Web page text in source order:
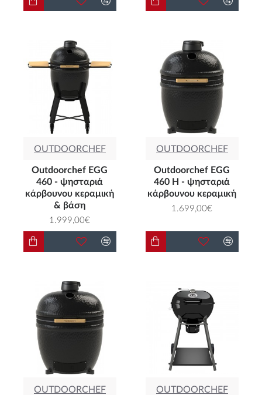
απολαμβάνουμε περισσότερο.
καλύπτει τις ανάγκες σας, μέσα απο
μια ολοκληρωμένη γκάμα από
ψησταριές κάρβουνου των κορυφαίων
εταιρειών
WEBER, OUTDOORCHEF,
BROIL KING, PRIMO, BORETTIκαι
απολαύστε την αγαπημένη σε όλους
OUTDOORCHEF
Outdoorchef EGG
460 - ψησταριά
κάρβουνου κεραμική
& βάση
1.999,00€
OUTDOORCHEF
Outdoorchef EGG
460 H - ψησταριά
κάρβουνου κεραμική
1.699,00€
OUTDOORCHEF OUTDOORCHEF